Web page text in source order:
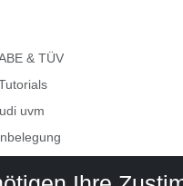
& TÜV
uvm